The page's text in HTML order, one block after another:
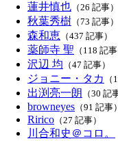
蓮井慎也 （26 記事）
秋葉秀樹 （73 記事）
森和恵 （437 記事）
薬師寺 聖 （118 記事
沢辺 均 （47 記事）
ジョニー・タカ
出渕亮一朗 （30 記
browneyes （91 記事）
Ririco （27 記事）
川合和史＠コロ。